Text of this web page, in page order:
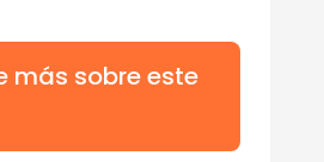
más sobre este